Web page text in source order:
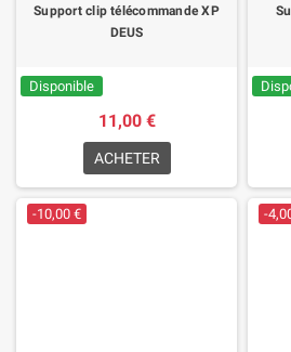
Support clip télécommande XP
DEUS
Disponible
11,00 €
ACHETER
-10,00 € -